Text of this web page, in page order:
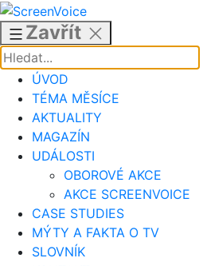
Přejít
obsahu
Zavřít
ÚVOD
TÉMA MĚSÍCE
AKTUALITY
MAGAZÍN
UDÁLOSTI
OBOROVÉ AKCE
AKCE SCREENVOICE
CASE STUDIES
MÝTY A FAKTA O TV
SLOVNÍK